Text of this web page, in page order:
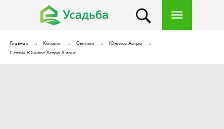
Главная Каталог Септики
Юнилос Астра
Септик Юнилос Астра 8 лонг